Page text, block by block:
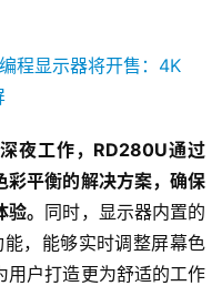
夜工作，RD280U通过
彩平衡的解决方案，确保
。 同时，显示器内置的
，能够实时调整屏幕色
用户打造更为舒适的工作